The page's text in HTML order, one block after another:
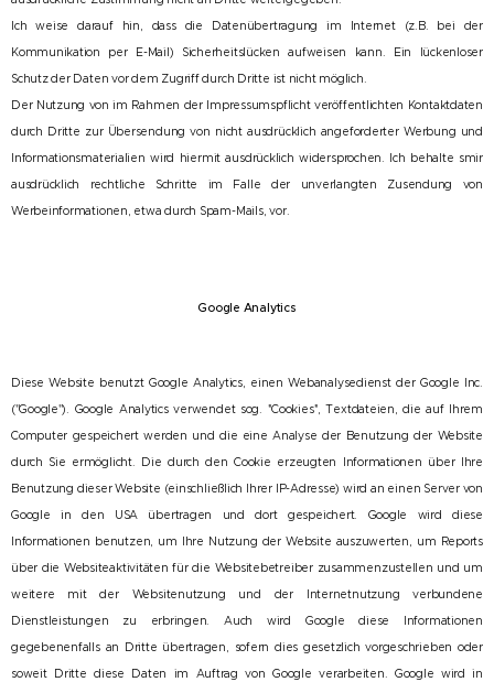
Ich weise darauf hin, dass die Datenübertragung im Internet (z.B. bei der
Kommunikation per E-Mail) Sicherheitslücken aufweisen kann. Ein lückenloser
Schutz der Daten vor dem Zugriff durch Dritte ist nicht möglich.
Der Nutzung von im Rahmen der Impressumspflicht veröffentlichten Kontaktdaten
durch Dritte zur Übersendung von nicht ausdrücklich angeforderter Werbung und
Informationsmaterialien wird hiermit ausdrücklich widersprochen. Ich behalte smir
ausdrücklich rechtliche Schritte im Falle der unverlangten Zusendung von
Werbeinformationen, etwa durch Spam-Mails, vor.
Google Analytics
Diese Website benutzt Google Analytics, einen Webanalysedienst der Google Inc.
(''Google''). Google Analytics verwendet sog. ''Cookies'', Textdateien, die auf Ihrem
Computer gespeichert werden und die eine Analyse der Benutzung der Website
durch Sie ermöglicht. Die durch den Cookie erzeugten Informationen über Ihre
Benutzung dieser Website (einschließlich Ihrer IP-Adresse) wird an einen Server von
Google in den USA übertragen und dort gespeichert. Google wird diese
Informationen benutzen, um Ihre Nutzung der Website auszuwerten, um Reports
über die Websiteaktivitäten für die Websitebetreiber zusammenzustellen und um
weitere mit der Websitenutzung und der Internetnutzung verbundene
Dienstleistungen zu erbringen. Auch wird Google diese Informationen
gegebenenfalls an Dritte übertragen, sofern dies gesetzlich vorgeschrieben oder
soweit Dritte diese Daten im Auftrag von Google verarbeiten. Google wird in